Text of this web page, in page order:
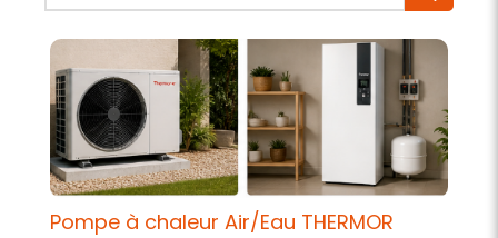
Pompe à chaleur Air/Eau THERMOR